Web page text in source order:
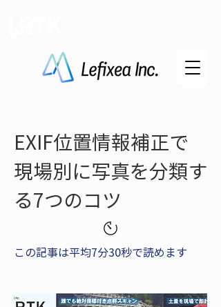
EXIF位置情報補正で
現場別に写真を分類す
る7つのコツ
この記事は平均7分30秒で読めます